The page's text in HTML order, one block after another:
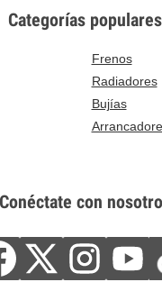
Categorías populares
Frenos
Radiadores
Bujías
Conéctate con